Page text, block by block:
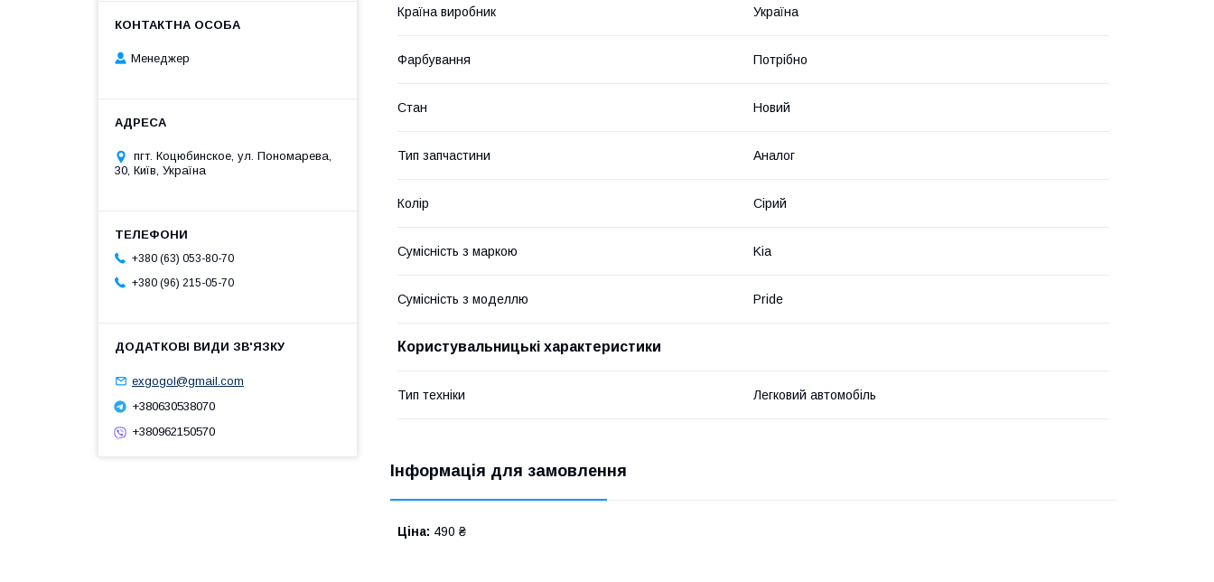
Країна виробник Україна
Фарбування Потрібно
Стан Новий
Тип запчастини Аналог
Колір Сірий
Сумісність з маркою Kia
Сумісність з моделлю Pride
Користувальницькі характеристики
Тип техніки Легковий автомобіль
Інформація для замовлення
Ціна: 490 ₴
Менеджер
пгт. Коцюбинское, ул. Пономарева,
30, Київ, Україна
+380 (63) 053-80-70
+380 (96) 215-05-70
exgogol@gmail.com
+380630538070
+380962150570